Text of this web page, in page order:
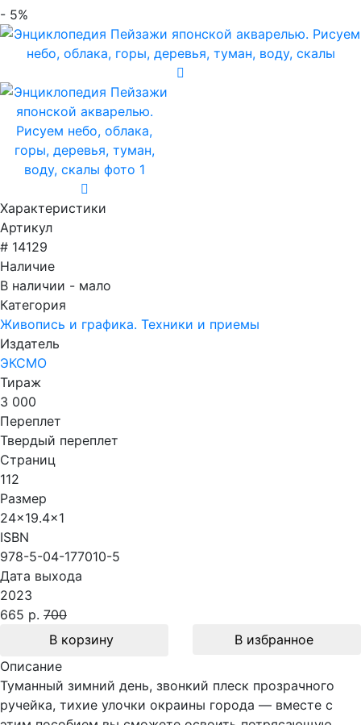
- 5%
Характеристики
Артикул
# 14129
Наличие
В наличии - мало
Категория
Живопись и графика. Техники и приемы
Издатель
ЭКСМО
Тираж
3 000
Переплет
Твердый переплет
Страниц
112
Размер
24x19.4x1
ISBN
978-5-04-177010-5
Дата выхода
2023
665 р. 700
В корзину
В избранное
Описание
Туманный зимний день, звонкий плеск прозрачного
ручейка, тихие улочки окраины города — вместе с